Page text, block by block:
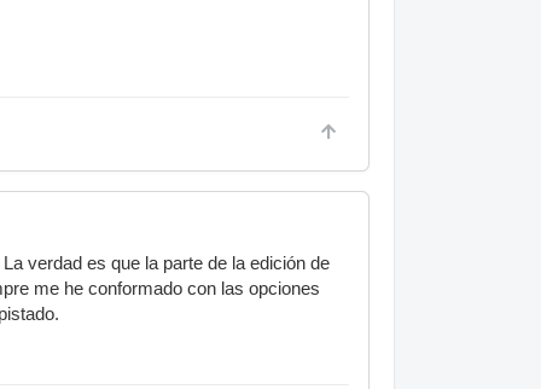
verdad es que la parte de la edición de
me he conformado con las opciones